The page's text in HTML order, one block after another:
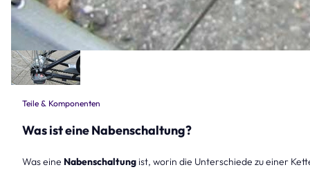
Teile & Komponenten
Was ist eine Nabenschaltung?
Was eine Nabenschaltung ist, worin die Unterschiede zu einer